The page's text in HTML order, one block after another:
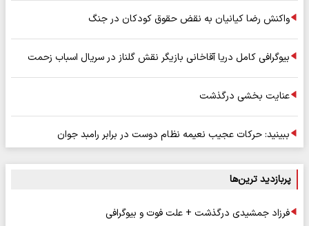
واکنش رضا کیانیان به نقض حقوق کودکان در جنگ
بیوگرافی کامل دریا آقاخانی بازیگر نقش گلناز در سریال اسباب زحمت
عنایت بخشی درگذشت
ببینید: حرکات عجیب نعیمه نظام دوست در برابر رامبد جوان
پربازدید ترین‌ها
فرزاد جمشیدی درگذشت + علت فوت و بیوگرافی